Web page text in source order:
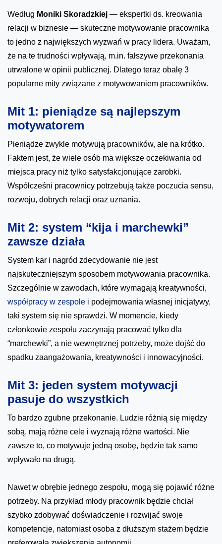
Według Moniki Skoradzkiej — ekspertki ds. kreowania
relacji w biznesie — skuteczne motywowanie pracownika
to jedno z największych wyzwań w pracy lidera. Uważam,
że na te trudności wpływają, m.in. fałszywe przekonania
utrwalone w opinii publicznej. Dlatego teraz obalę 3
popularne mity związane z motywowaniem pracowników.
Mit 1: pieniądze są najlepszym
motywatorem
Pieniądze zwykle motywują pracowników, ale na krótko.
Faktem jest, że wiele osób ma większe oczekiwania od
miejsca pracy niż tylko satysfakcjonujące zarobki.
Współcześni pracownicy potrzebują także poczucia sensu,
rozwoju, dobrych relacji oraz uznania.
Mit 2: system “kija i marchewki”
zawsze działa
System kar i nagród zdecydowanie nie jest
najskuteczniejszym sposobem motywowania pracownika.
Szczególnie w zawodach, które wymagają kreatywności,
współpracy w zespole i podejmowania własnej inicjatywy,
taki system się nie sprawdzi. W momencie, kiedy
członkowie zespołu zaczynają pracować tylko dla
“marchewki”, a nie wewnętrznej potrzeby, może dojść do
spadku zaangażowania, kreatywności i innowacyjności.
Mit 3: jeden system motywacji
pasuje do wszystkich
To bardzo zgubne przekonanie. Ludzie różnią się między
sobą, mają różne cele i wyznają różne wartości. Nie
zawsze to, co motywuje jedną osobę, będzie tak samo
wpływało na drugą.
Nawet w obrębie jednego zespołu, mogą się pojawić różne
potrzeby. Na przykład młody pracownik będzie chciał
szybko zdobywać doświadczenie i rozwijać swoje
kompetencje, natomiast osoba z dłuższym stażem będzie